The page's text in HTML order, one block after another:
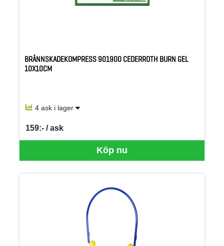
BRÄNNSKADEKOMPRESS 901900 CEDERROTH BURN GEL
10X10CM
4 ask i lager
Köp nu
159:- / ask
SEK per ASK